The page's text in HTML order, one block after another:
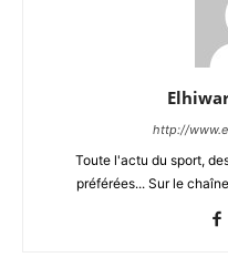
http://
Toute l'actu du sport,
préférées... Sur le